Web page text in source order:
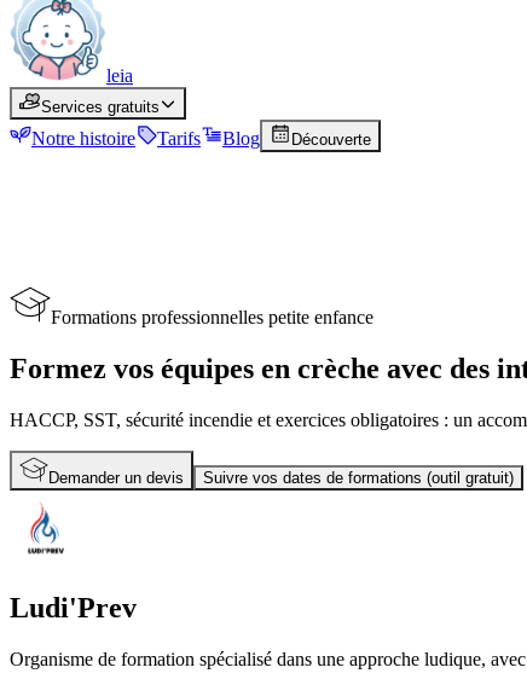
leia
Services gratuits
Notre histoire Tarifs Blog Découverte
leia
ServicesServices gratuits
Histoire Tarifs Blog Découverte
Formations professionnelles petite enfance
Formez vos équipes en crèche avec des
HACCP, SST, sécurité incendie et exercices obligatoires : un
Demander un devis Suivre vos dates de formations (outil gratuit)
Ludi'Prev
Organisme de formation spécialisé dans une approche ludique,